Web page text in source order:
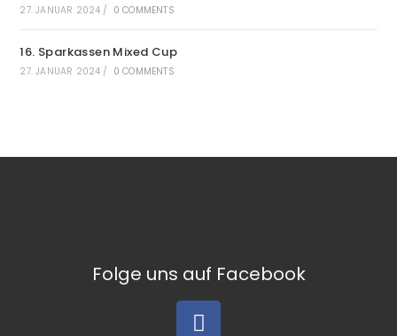
27. JANUAR 2024 / 0 COMMENTS
16. Sparkassen Mixed Cup
27. JANUAR 2024 / 0 COMMENTS
Folge uns auf Facebook